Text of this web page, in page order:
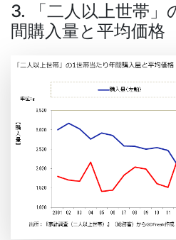
3. 「二人以上世帯」
間購入量と平均価格